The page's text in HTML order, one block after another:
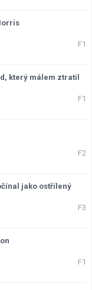
F1
který málem ztratil
F1
F2
jako ostřílený
F3
F1